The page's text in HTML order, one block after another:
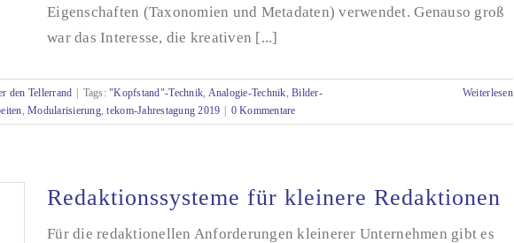
Eigenschaften (Taxonomien und Metadaten) verwendet. Genauso groß
war das Interesse, die kreativen [...]
den Tellerrand Tags:"Kopfstand"-Technik, Analogie-Technik,Bilder-
,Modularisierung,tekom-Jahrestagung 2019 0 Kommentare
Weiterlesen
Redaktionssysteme für kleinere Redaktionen
Für die redaktionellen Anforderungen kleinerer Unternehmen gibt es